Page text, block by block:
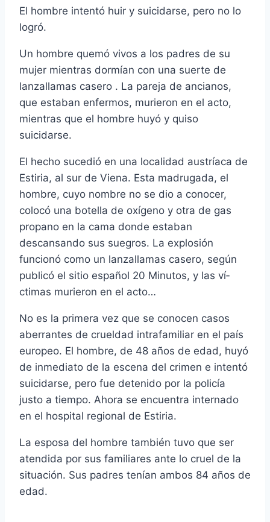
El hombre intentó huir y suicidarse, pero no lo
logró.
Un hombre quemó vivos a los padres de su
mujer mientras dormí­an con una suerte de
lanzallamas casero . La pareja de ancianos,
que estaban enfermos, murieron en el acto,
mientras que el hombre huyó y quiso
suicidarse.
El hecho sucedió en una localidad austrí­aca de
Estiria, al sur de Viena. Esta madrugada, el
hombre, cuyo nombre no se dio a conocer,
colocó una botella de oxí­geno y otra de gas
propano en la cama donde estaban
descansando sus suegros. La explosión
funcionó como un lanzallamas casero, según
publicó el sitio español 20 Minutos, y las ví­
ctimas murieron en el acto…
No es la primera vez que se conocen casos
aberrantes de crueldad intrafamiliar en el paí­s
europeo. El hombre, de 48 años de edad, huyó
de inmediato de la escena del crimen e intentó
suicidarse, pero fue detenido por la policí­a
justo a tiempo. Ahora se encuentra internado
en el hospital regional de Estiria.
La esposa del hombre también tuvo que ser
atendida por sus familiares ante lo cruel de la
situación. Sus padres tení­an ambos 84 años de
edad.